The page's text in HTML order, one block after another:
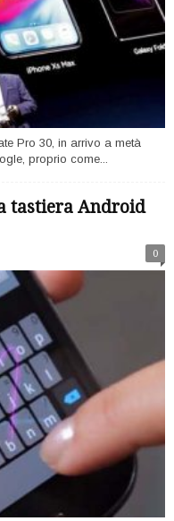
Pro 30, in arrivo a metà
proprio come...
tastiera Android
0